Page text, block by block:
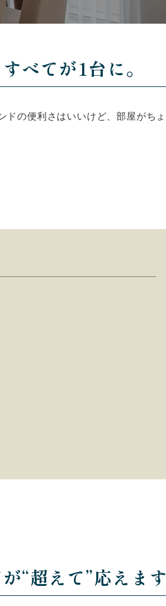
べてが1台に。
ドの便利さはいいけど、部屋がちょ
“超えて”応えます